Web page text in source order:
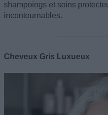
shampoings et soins
incontournables.
Cheveux Gris Luxueux